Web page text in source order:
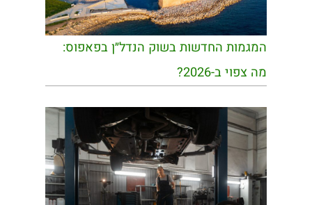
המגמות החדשות בשוק הנדל״ן בפאפוס:
מה צפוי ב-2026?